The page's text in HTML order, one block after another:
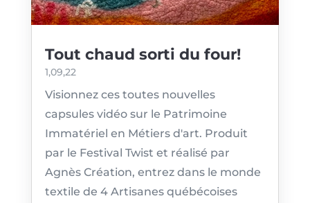
Tout chaud sorti du four!
1,09,22
Visionnez ces toutes nouvelles
capsules vidéo sur le Patrimoine
Immatériel en Métiers d'art. Produit
par le Festival Twist et réalisé par
Agnès Création, entrez dans le monde
textile de 4 Artisanes québécoises